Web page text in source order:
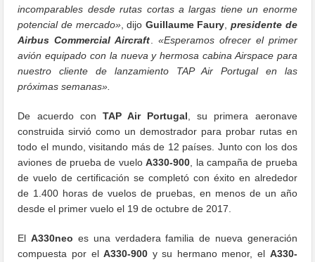
incomparables desde rutas cortas a largas tiene un enorme
potencial de mercado», dijo Guillaume Faury presidente de
Airbus Commercial Aircraft
«Esperamos ofrecer el primer
avión equipado con la nueva y hermosa cabina Airspace para
nuestro cliente de lanzamiento TAP Air Portugal en las
próximas semanas».
De acuerdo con TAP Air Portugal , su primera aeronave
construida sirvió como un demostrador para probar rutas en
todo el mundo, visitando más de 12 países. Junto con los dos
aviones de prueba de vueloA330-900 , la campaña de prueba
de vuelo de certificación se completó con éxito en alrededor
de 1.400 horas de vuelos de pruebas, en menos de un año
desde el primer vuelo el 19 de octubre de 2017.
ElA330neo es una verdadera familia de nueva generación
compuesta por elA330-900 y su hermano menor, el A330-